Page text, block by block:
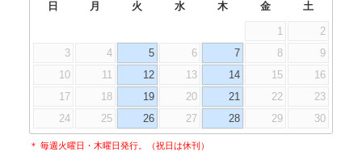
日 月 火 水 木 金 土
1
2
3
4 5 6 7 8
9
10
11 12 13 14 15
16
17
18 19 20 21 22
23
24
25 26 27 28 29 30
＊ 毎週火曜日・木曜日発行。（祝日は休刊）